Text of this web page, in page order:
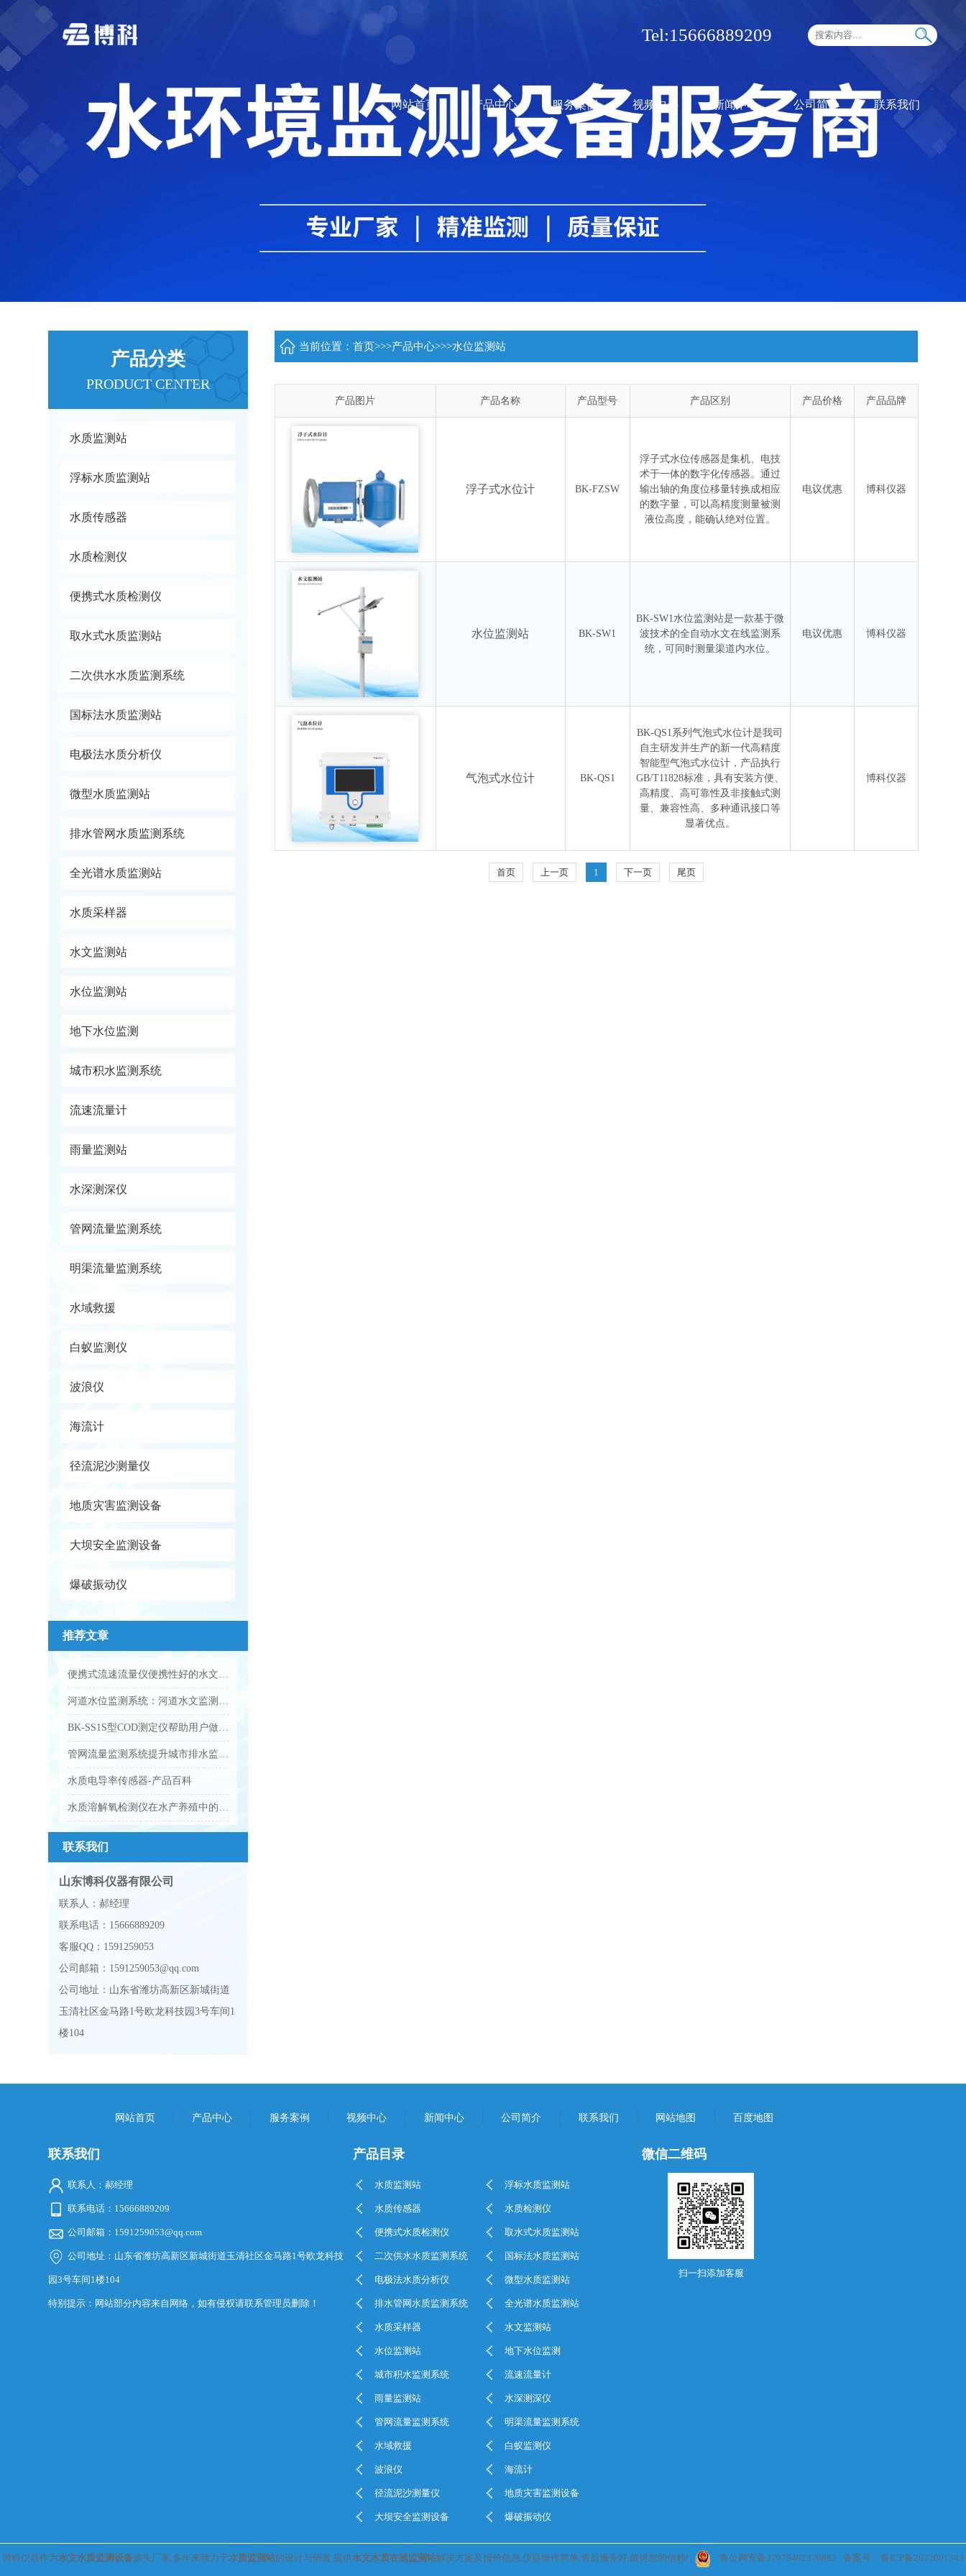
Tel:15666889209
网站首页 产品中心 服务案例 视频中心 新闻中心 公司简介 联系我们
产品分类
PRODUCT CENTER
水质监测站
浮标水质监测站
水质传感器
水质检测仪
便携式水质检测仪
取水式水质监测站
二次供水水质监测系统
国标法水质监测站
电极法水质分析仪
微型水质监测站
排水管网水质监测系统
全光谱水质监测站
水质采样器
水文监测站
水位监测站
地下水位监测
城市积水监测系统
流速流量计
雨量监测站
水深测深仪
管网流量监测系统
明渠流量监测系统
水域救援
白蚁监测仪
波浪仪
海流计
径流泥沙测量仪
地质灾害监测设备
大坝安全监测设备
爆破振动仪
推荐文章
便携式流速流量仪便携性好的水文监测设备
河道水位监测系统：河道水文监测哨兵
BK-SS1S型COD测定仪帮助用户做好水质管理工作
管网流量监测系统提升城市排水监测能力
水质电导率传感器-产品百科
水质溶解氧检测仪在水产养殖中的作用
联系我们
山东博科仪器有限公司
联系人：郝经理
联系电话：15666889209
客服QQ：1591259053
公司邮箱：1591259053@qq.com
公司地址：山东省潍坊高新区新城街道
玉清社区金马路1号欧龙科技园3号车间1
楼104
当前位置： 首页>>>产品中心>>>水位监测站
产品图片 产品名称 产品型号 产品区别 产品价格 产品品牌
浮子式水位计 BK-FZSW
浮子式水位传感器是集机、电技
术于一体的数字化传感器。通过
输出轴的角度位移量转换成相应
的数字量，可以高精度测量被测
液位高度，能确认绝对位置。
电议优惠 博科仪器
水位监测站 BK-SW1
BK-SW1水位监测站是一款基于微
波技术的全自动水文在线监测系
统，可同时测量渠道内水位。
电议优惠 博科仪器
气泡式水位计 BK-QS1
BK-QS1系列气泡式水位计是我司
自主研发并生产的新一代高精度
智能型气泡式水位计，产品执行
GB/T11828标准，具有安装方便、
高精度、高可靠性及非接触式测
量、兼容性高、多种通讯接口等
显著优点。
博科仪器
首页 上一页 1 下一页 尾页
网站首页 产品中心 服务案例 视频中心 新闻中心 公司简介 联系我们 网站地图 百度地图
联系我们
联系人：郝经理
联系电话：15666889209
公司邮箱：1591259053@qq.com
公司地址：山东省潍坊高新区新城街道玉清社区金马路1号欧龙科技
园3号车间1楼104
特别提示：网站部分内容来自网络，如有侵权请联系管理员删除！
产品目录
水质监测站 浮标水质监测站
水质传感器 水质检测仪
便携式水质检测仪 取水式水质监测站
二次供水水质监测系统 国标法水质监测站
电极法水质分析仪 微型水质监测站
排水管网水质监测系统 全光谱水质监测站
水质采样器 水文监测站
水位监测站 地下水位监测
城市积水监测系统 流速流量计
雨量监测站 水深测深仪
管网流量监测系统 明渠流量监测系统
水域救援 白蚁监测仪
波浪仪 海流计
径流泥沙测量仪 地质灾害监测设备
大坝安全监测设备 爆破振动仪
微信二维码
扫一扫添加客服
博科仪器作为水文水质监测设备源头厂家,多年来致力于水质监测站的设计与研发,提供水文水质在线监测站解决方案及报价信息,仪器操作简单,售后服务好,值得您的信赖! 鲁公网安备37079402370883 备案号：鲁ICP备2022001343